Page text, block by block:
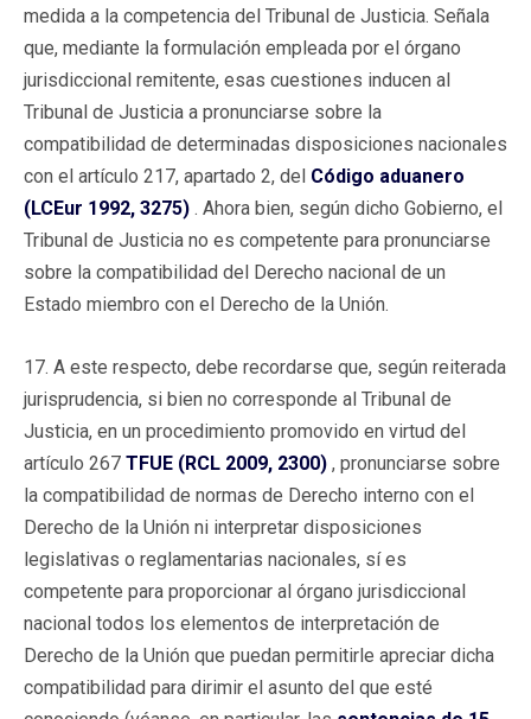
medida a la competencia del Tribunal de Justicia. Señala
que, mediante la formulación empleada por el órgano
jurisdiccional remitente, esas cuestiones inducen al
Tribunal de Justicia a pronunciarse sobre la
compatibilidad de determinadas disposiciones nacionales
con el artículo 217, apartado 2, del Código aduanero
(LCEur 1992, 3275) . Ahora bien, según dicho Gobierno, el
Tribunal de Justicia no es competente para pronunciarse
sobre la compatibilidad del Derecho nacional de un
Estado miembro con el Derecho de la Unión.
17. A este respecto, debe recordarse que, según reiterada
jurisprudencia, si bien no corresponde al Tribunal de
Justicia, en un procedimiento promovido en virtud del
artículo 267 TFUE (RCL 2009, 2300) , pronunciarse sobre
la compatibilidad de normas de Derecho interno con el
Derecho de la Unión ni interpretar disposiciones
legislativas o reglamentarias nacionales, sí es
competente para proporcionar al órgano jurisdiccional
nacional todos los elementos de interpretación de
Derecho de la Unión que puedan permitirle apreciar dicha
compatibilidad para dirimir el asunto del que esté